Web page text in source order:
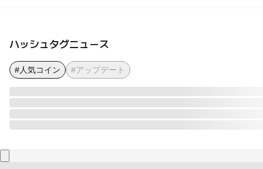
ハッシュタグニュース
#人気コイン #アップデート